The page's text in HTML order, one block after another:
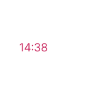
14:38